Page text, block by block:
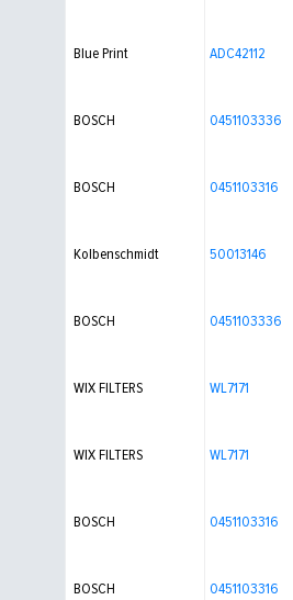
Blue Print ADC42112
BOSCH 0451103336
BOSCH 0451103316
Kolbenschmidt 50013146
BOSCH 0451103336
WIX FILTERS WL7171
WIX FILTERS WL7171
BOSCH 0451103316
BOSCH 0451103316